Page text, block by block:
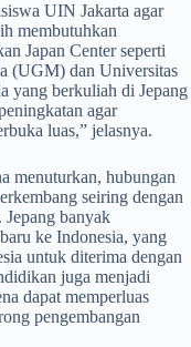
UIN Jakarta agar
membutuhkan
Japan Center seperti
(UGM) dan Universitas
yang berkuliah di Jepang
agar
luas,” jelasnya.
menuturkan, hubungan
seiring dengan
banyak
ke Indonesia, yang
untuk diterima dengan
juga menjadi
dapat memperluas
pengembangan